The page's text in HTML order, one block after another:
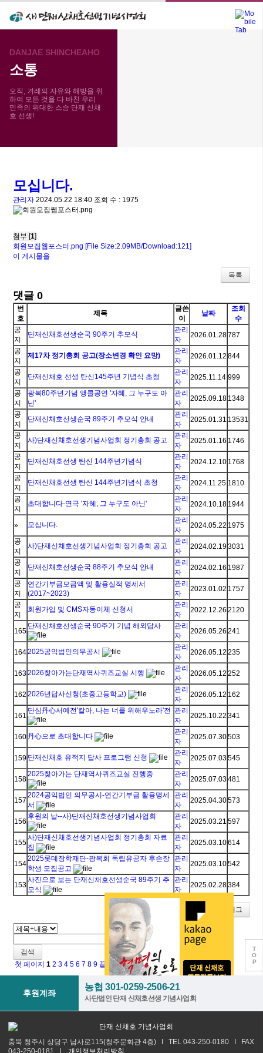
후원계좌
농협 301-0259-2506-21
사단법인 단재 신채호선생 기념사업회
DANJAE SHINCHEAHO
소통
오직, 겨레의 자유와 해방을 위
하여 모든 것을 다 바친 우리
민족의 위대한 스승 단재 신채
호 선생!
소통
공지사항
모십니다.
관리자 2024.05.22 18:40 조회 수 : 1975
첨부 [1]
회원모집웹포스터.png [File Size:2.09MB/Download:121]
이 게시물을
목록
댓글0
번
호
제목
글쓴
이
날짜
조회
수
공
지
단재신채호선생순국 90주기 추모식
관리
자
2026.01.28787
공
지
제17차 정기총회 공고(장소변경 확인 요망)
관리
자
2026.01.12 844
공
지
단재신채호 선생 탄신145주년 기념식 초청
관리
자
2025.11.14 999
공
지
광복80주년기념 앵콜공연 '자혜, 그 누구도 아
닌'
관리
자
2025.09.18 1348
공
지
단재신채호선생순국 89주기 추모식 안내
관리
자
2025.01.31 13531
공
지
사)단재신채호선생기념사업회 정기총회 공고
관리
자
2025.01.16 1746
공
지
단재신채호선생 탄신 144주년기념식
관리
자
2024.12.10 1768
공
지
단재신채호선생 탄신 144주년기념식 초청
관리
자
2024.11.25 1810
공
지
초대합니다-연극 '자혜, 그 누구도 아닌'
관리
자
2024.10.18 1944
» 모십니다.
관리
자
2024.05.22 1975
공
지
사)단재신채호선생기념사업회 정기총회 공고
관리
자
2024.02.193031
공
지
단재신채호선생순국 88주기 추모식 안내
관리
자
2024.02.16 1987
공
지
연간기부금모금액 및 활용실적 명세서
(2017~2023)
관리
자
2023.01.02 1757
공
지
회원가입 및 CMS자동이체 신청서
관리
자
2022.12.26 2120
165
단재신채호선생순국 90주기 기념 해외답사
관리
자
2026.05.26 241
1642025공익법인의무공시
관리
자
2026.05.12 235
1632026찾아가는단재역사퀴즈교실 시행
관리
자
2026.05.12 252
162 2026년답사신청(초중고등학교)
관리
자
2026.05.12 162
161
단심丹心서예전'칼아, 나는 너를 위해우노라'전 관리
자
2025.10.22 341
160丹心으로 초대합니다
관리
자
2025.07.30503
159 단재신채호 유적지 답사 프로그램 신청
관리
자
2025.07.03545
158
2025찾아가는 단재역사퀴즈교실 진행중
관리
자
2025.07.03481
157
2024공익법인 의무공시-연간기부금 활용명세
서
관리
자
2025.04.30573
156
후원의 날--사)단재신채호선생기념사업회
관리
자
2025.03.21 597
155
사)단재신채호선생기념사업회 정기총회 자료
집
관리
자
2025.03.10614
154
2025롯데장학재단-광복회 독립유공자 후손장
학생 모집공고
관리
자
2025.03.10542
153
사진으로 보는 단재신채호선생순국 89주기 추
모식
관리
자
2025.02.28384
태그
검색
첫 페이지 1 2 3 4 5 6 7 8 9 끝 페이지
T
O
P
충북 청주시 상당구 남사로115(청주문화관 4층) I TEL 043-250-0180 I FAX
043-250-0181 I 개인정보처리방침